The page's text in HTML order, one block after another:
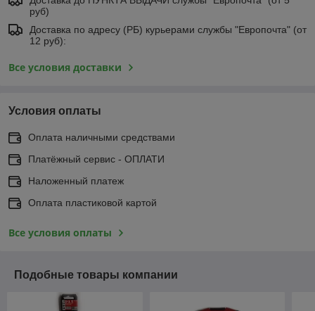
руб)
Доставка по адресу (РБ) курьерами службы "Европочта" (от
12 руб):
Все условия доставки
Условия оплаты
Оплата наличными средствами
Платёжный сервис - ОПЛАТИ
Наложенный платеж
Оплата пластиковой картой
Все условия оплаты
Подобные товары компании